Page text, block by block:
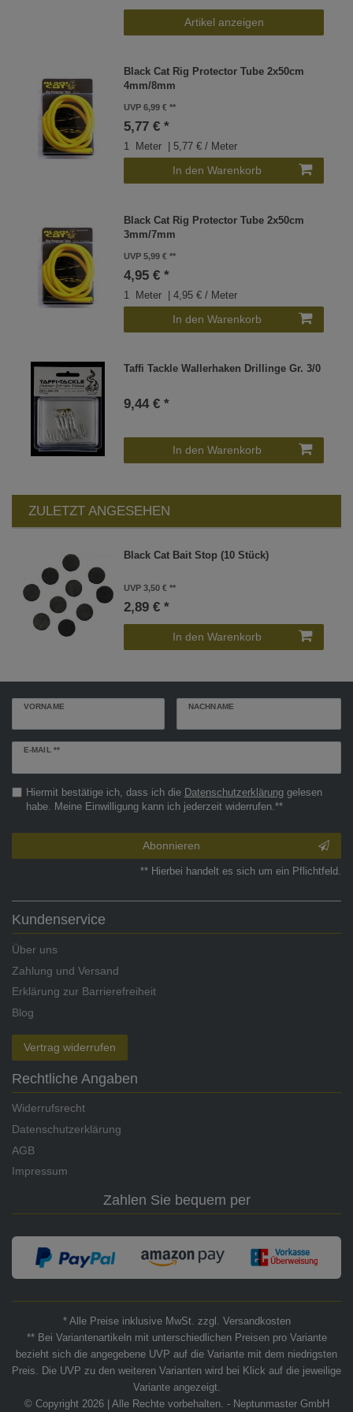
Artikel anzeigen
Black Cat Rig Protector Tube 2x50cm
4mm/8mm
UVP 6,99 €
5,77 € *
1 Meter | 5,77 € / Meter
In den Warenkorb
Black Cat Rig Protector Tube 2x50cm
3mm/7mm
UVP 5,99 €
4,95 € *
1 Meter | 4,95 € / Meter
In den Warenkorb
Taffi Tackle Wallerhaken Drillinge Gr. 3/0
9,44 € *
In den Warenkorb
ZULETZT ANGESEHEN
Black Cat Bait Stop (10 Stück)
UVP 3,50 €
2,89 € *
In den Warenkorb
VORNAME NACHNAME
E-MAIL **
Newsletter
Hiermit bestätige ich, dass ich die Daten­schutz­erklärunggelesen
habe. Meine Einwilligung kann ich jederzeit widerrufen.**
Abonnieren
** Hierbei handelt es sich um ein Pflichtfeld.
Kundenservice
Über uns
Zahlung und Versand
Erklärung zur Barrierefreiheit
Blog
Vertrag widerrufen
Rechtliche Angaben
Widerrufsrecht
Datenschutzerklärung
AGB
Impressum
Zahlen Sie bequem per
* Alle Preise inklusive MwSt. zzgl. Versandkosten
** Bei Variantenartikeln mit unterschiedlichen Preisen pro Variante
bezieht sich die angegebene UVP auf die Variante mit dem niedrigsten
Preis. Die UVP zu den weiteren Varianten wird bei Klick auf die jeweilige
Variante angezeigt.
© Copyright 2026 | Alle Rechte vorbehalten. - Neptunmaster GmbH